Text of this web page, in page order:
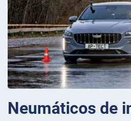
Neumáticos de